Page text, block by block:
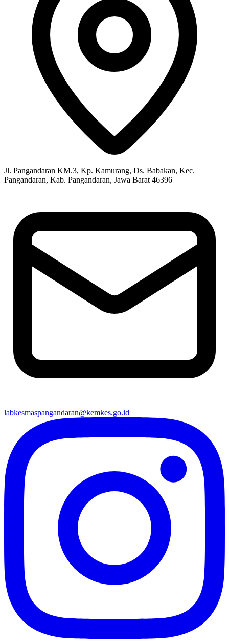
Jl. Pangandaran KM.3, Kp. Kamurang, Ds. Babakan, Kec.
Pangandaran, Kab. Pangandaran, Jawa Barat 46396
labkesmaspangandaran@kemkes.go.id